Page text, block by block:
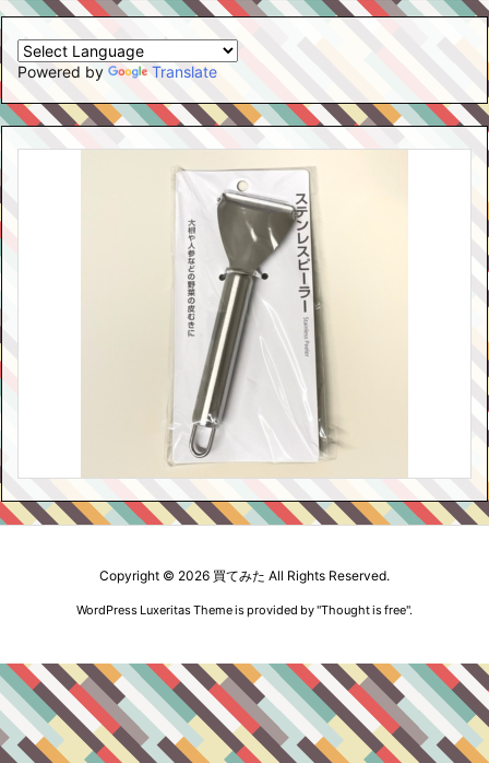
Powered by Translate
Copyright © 2026 買てみた All Rights Reserved.
WordPress Luxeritas Theme is provided by "Thought is free".